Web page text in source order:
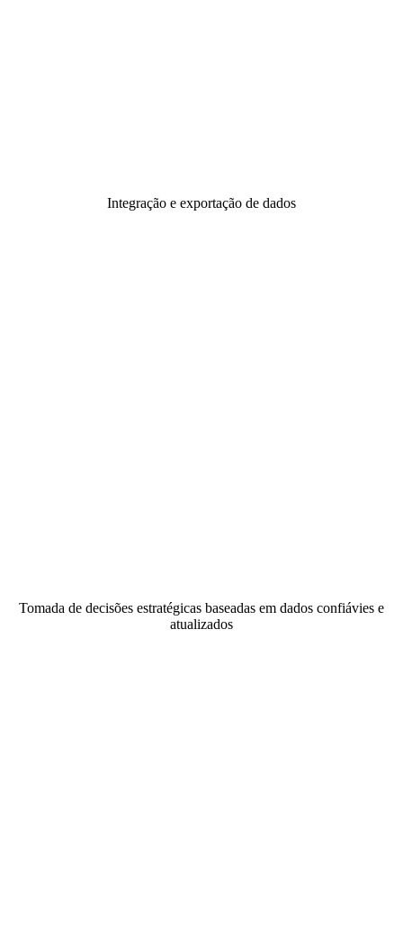
Integração e exportação de dados
Tomada de decisões estratégicas baseadas em dados confiávies e
atualizados